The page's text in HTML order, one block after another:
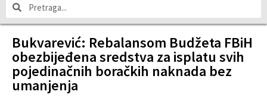
Bukvarević: Rebalansom Budžeta FBiH
obezbijeđena sredstva za isplatu svih
pojedinačnih boračkih naknada bez
umanjenja